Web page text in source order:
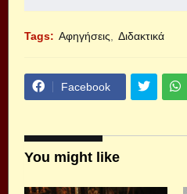
Tags: Αφηγήσεις Διδακτικά
Facebook
You might like